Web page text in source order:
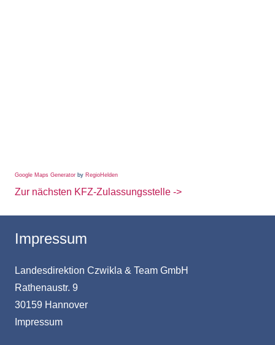
Google Maps Generator by RegioHelden
Zur nächsten KFZ-Zulassungsstelle ->
Impressum
Landesdirektion Czwikla & Team GmbH
Rathenaustr. 9
30159 Hannover
Impressum